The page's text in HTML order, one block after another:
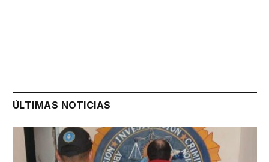
ÚLTIMAS NOTICIAS